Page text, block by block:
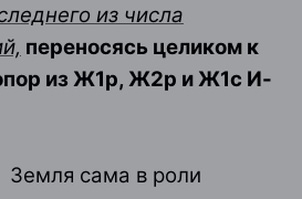
из числа
переносясь целиком к
из Ж1р, Ж2р и Ж1с И-
Земля сама в роли